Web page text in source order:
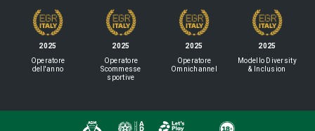
2025
Operatore
dell'anno
2025
Operatore
Scommesse
sportive
2025
Operatore
Omnichannel
2025
Modello Diversity
& Inclusion